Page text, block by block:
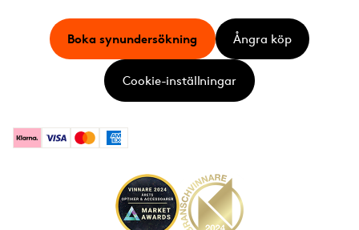
KlarnaVisa MastercardAmerican Express
Boka synundersökning Ångra köp
Cookie-inställningar